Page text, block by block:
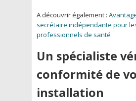
A découvrir également :
secrétaire indépendante pour
professionnels de santé
Un spécialiste
conformité de
installation